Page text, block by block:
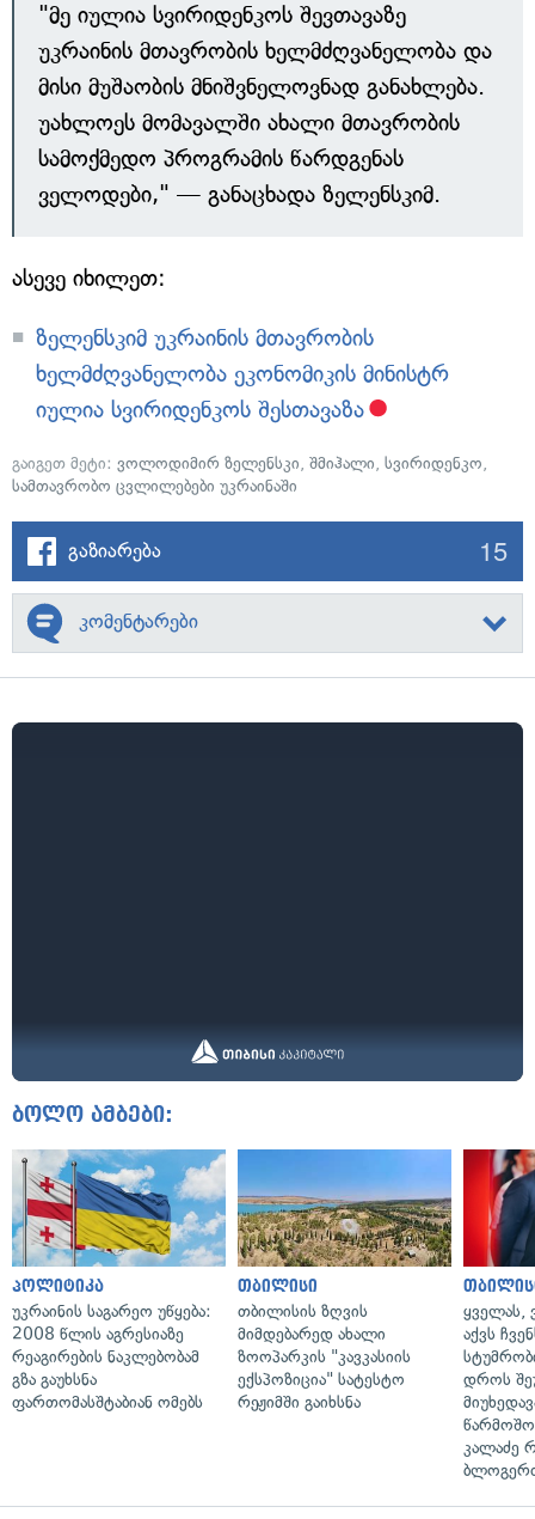
"მე იულია სვირიდენკოს შევთავაზე
უკრაინის მთავრობის ხელმძღვანელობა და
მისი მუშაობის მნიშვნელოვნად განახლება.
უახლოეს მომავალში ახალი მთავრობის
სამოქმედო პროგრამის წარდგენას
ველოდები," — განაცხადა ზელენსკიმ.
ასევე იხილეთ:
ზელენსკიმ უკრაინის მთავრობის
ხელმძღვანელობა ეკონომიკის მინისტრ
იულია სვირიდენკოს შესთავაზა
გაიგეთ მეტი: ვოლოდიმირ ზელენსკი, შმიჰალი, სვირიდენკო,
სამთავრობო ცვლილებები უკრაინაში
გაზიარება 15
კომენტარები
ბოლო ამბები:
პოლიტიკა
უკრაინის საგარეო უწყება:
2008 წლის აგრესიაზე
რეაგირების ნაკლებობამ
გზა გაუხსნა
ფართომასშტაბიან ომებს
თბილისი
თბილისის ზღვის
მიმდებარედ ახალი
ზოოპარკის "კავკასიის
ექსპოზიცია" სატესტო
რეჟიმში გაიხსნა
ყველას,
აქვს
დროს
კალაძე